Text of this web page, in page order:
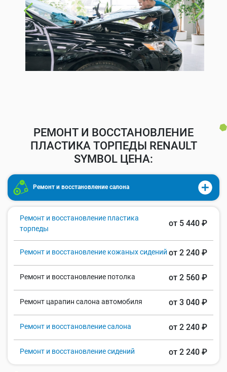
РЕМОНТ И ВОССТАНОВЛЕНИЕ
ПЛАСТИКА ТОРПЕДЫ RENAULT
SYMBOL ЦЕНА:
Ремонт и восстановление салона
Ремонт и восстановление пластика
торпеды
от 5 440 ₽
Ремонт и восстановление кожаных сидений от 2 240 ₽
Ремонт и восстановление потолка от 2 560 ₽
Ремонт царапин салона автомобиля от 3 040 ₽
Ремонт и восстановление салона от 2 240 ₽
Ремонт и восстановление сидений от 2 240 ₽